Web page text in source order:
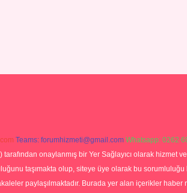
Teams: forumhizmeti@gmail.com Whatsapp: 0262
onaylanmış bir Yer Sağlayıcı olarak
taşımakta olup, siteye üye olarak bu
paylaşılmaktadır. Burada yer alan içerikler